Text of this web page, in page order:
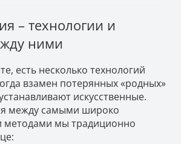
– технологии и
ними
есть несколько технологий
взамен потерянных «родных»
искусственные.
между самыми широко
методами мы традиционно